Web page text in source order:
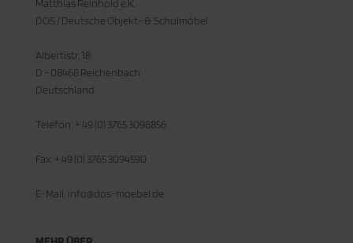
Matthias Reinhold e.K.
DOS / Deutsche Objekt- & Schulmöbel
Albertistr. 18
D - 08468 Reichenbach
Deutschland
Telefon: + 49 (0) 3765 3098856
Fax: + 49 (0) 3765 3094590
E-Mail: info@dos-moebel.de